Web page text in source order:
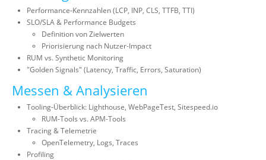
Performance-Kennzahlen (LCP, INP, CLS, TTFB, TTI)
SLO/SLA & Performance Budgets
Definition von Zielwerten
Priorisierung nach Nutzer-Impact
RUM vs. Synthetic Monitoring
"Golden Signals" (Latency, Traffic, Errors, Saturation)
Messen & Analysieren
Tooling-Überblick: Lighthouse, WebPageTest, Sitespeed.io
RUM-Tools vs. APM-Tools
Tracing & Telemetrie
OpenTelemetry, Logs, Traces
Profiling